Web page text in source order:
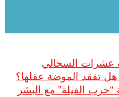
عشرات السحالي
“حرب الفيلة” مع البشر